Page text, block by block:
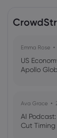
Emma Rose
US
Apollo
Ava Grace
AI
Cut